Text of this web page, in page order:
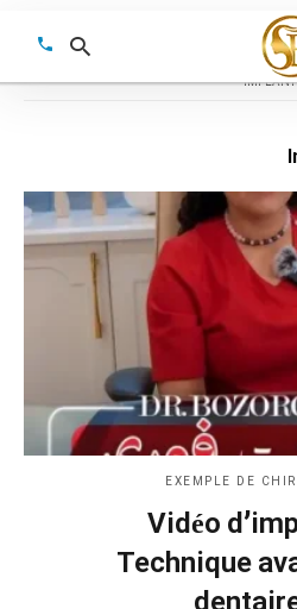
Type
your
EXEMPLE DE
Vidéo
Technique